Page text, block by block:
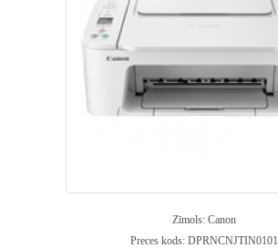
Zīmols: Canon
Preces kods: DPRNCNJTIN0101